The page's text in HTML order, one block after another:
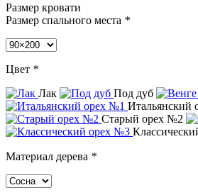
Размер кровати
Размер спального места *
Цвет *
Лак
Под дуб
Итальянский
Старый орех №2
Материал дерева *